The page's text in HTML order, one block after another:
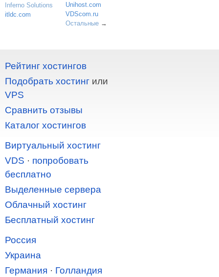
Inferno Solutions
itldc.com
Unihost.com
VDScom.ru
Остальные→
Рейтинг хостингов
Подобрать хостинг или
VPS
Сравнить отзывы
Каталог хостингов
Виртуальный хостинг
VDS · попробовать
бесплатно
Выделенные сервера
Облачный хостинг
Бесплатный хостинг
Россия
Украина
Германия · Голландия